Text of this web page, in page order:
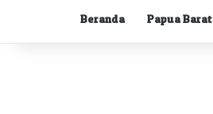
Beranda Papua Barat